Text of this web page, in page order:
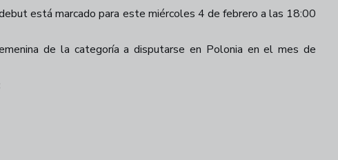
está marcado para este miércoles 4 de febrero a las 18:00
de la categoría a disputarse en Polonia en el mes de